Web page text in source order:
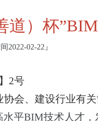
道）杯
2022-02-22 』
2号
会、建设行业有关
水平BIM技术人才